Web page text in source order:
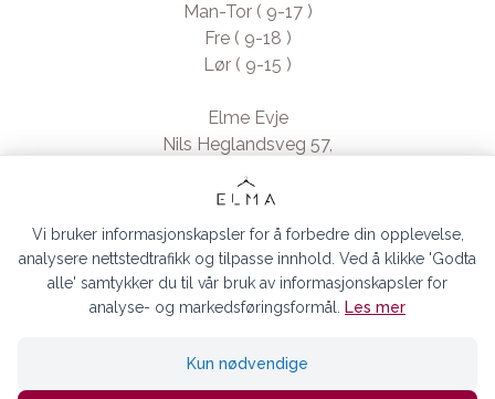
Man-Tor ( 9-17 )
Fre ( 9-18 )
Lør ( 9-15 )
Elme Evje
Nils Heglandsveg 57,
4735 Evje, Norway
- Org. nr. 923370994
Vi bruker informasjonskapsler for å forbedre din opplevelse,
analysere nettstedtrafikk og tilpasse innhold. Ved å klikke 'Godta
alle' samtykker du til vår bruk av informasjonskapsler for
analyse- og markedsføringsformål.
Les mer
Kun nødvendige